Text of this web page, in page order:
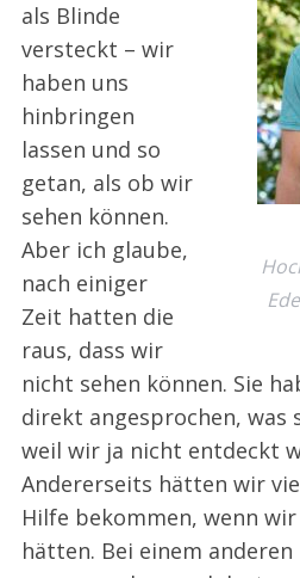
als Blinde
versteckt – wir
haben uns
hinbringen
lassen und so
getan, als ob wir
sehen können.
Aber ich glaube,
nach einiger
Zeit hatten die
raus, dass wir
nicht sehen können. Sie
direkt angesprochen, was
weil wir ja nicht entdeckt
Andererseits hätten wir
Hilfe bekommen, wenn
hätten. Bei einem